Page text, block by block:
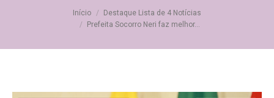
Você está aqui:
Início
Destaque Lista de 4 Notícias
Prefeita Socorro Neri faz melhor…